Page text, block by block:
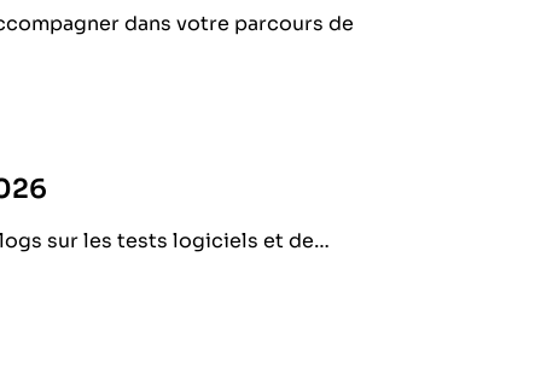
dans votre parcours de
sur les tests logiciels et de…